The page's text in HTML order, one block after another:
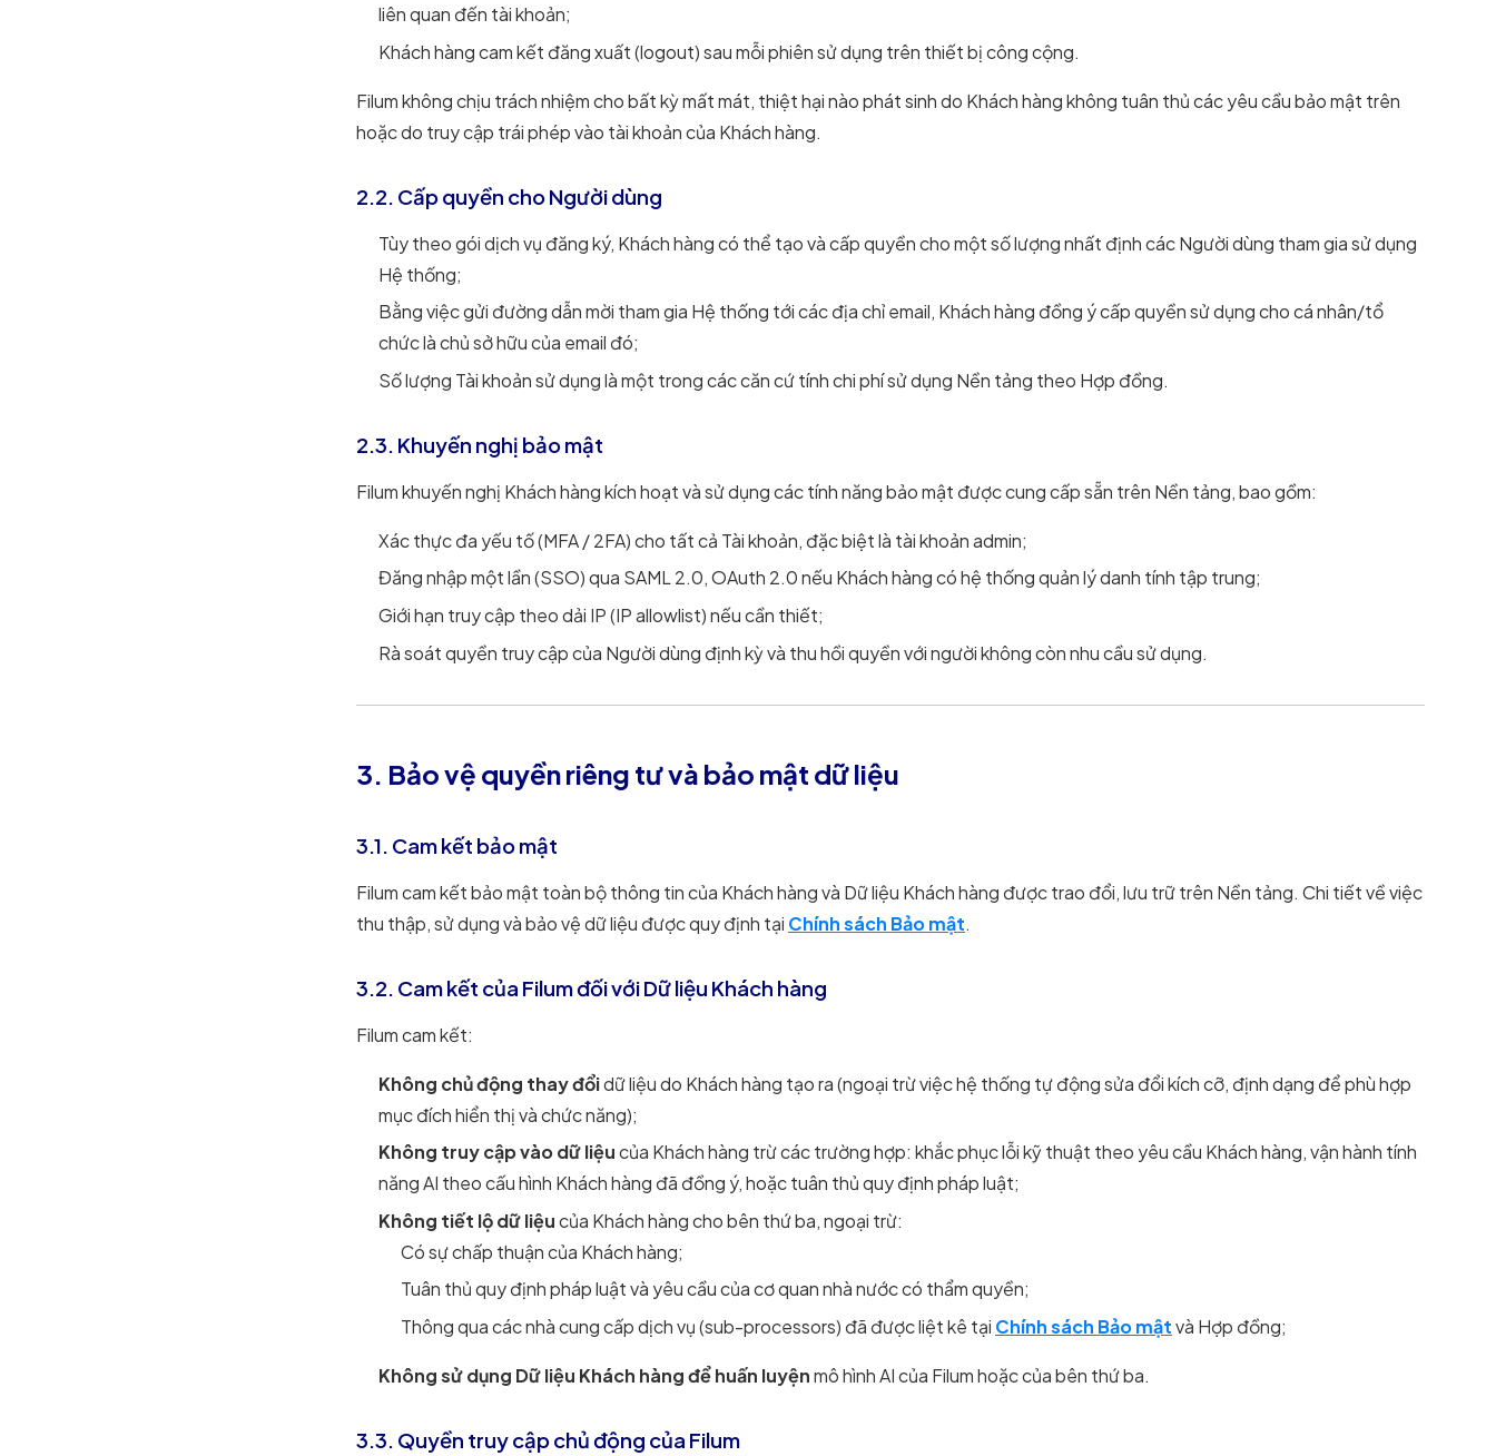
liên quan đến tài khoản;
Khách hàng cam kết đăng xuất (logout) sau mỗi phiên sử dụng trên thiết bị công cộng.
Filum không chịu trách nhiệm cho bất kỳ mất mát, thiệt hại nào phát sinh do Khách hàng không tuân thủ các yêu cầu bảo mật trên
hoặc do truy cập trái phép vào tài khoản của Khách hàng.
2.2. Cấp quyền cho Người dùng
Tùy theo gói dịch vụ đăng ký, Khách hàng có thể tạo và cấp quyền cho một số lượng nhất định các Người dùng tham gia sử dụng
Hệ thống;
Bằng việc gửi đường dẫn mời tham gia Hệ thống tới các địa chỉ email, Khách hàng đồng ý cấp quyền sử dụng cho cá nhân/tổ
chức là chủ sở hữu của email đó;
Số lượng Tài khoản sử dụng là một trong các căn cứ tính chi phí sử dụng Nền tảng theo Hợp đồng.
2.3. Khuyến nghị bảo mật
Filum khuyến nghị Khách hàng kích hoạt và sử dụng các tính năng bảo mật được cung cấp sẵn trên Nền tảng, bao gồm:
Xác thực đa yếu tố (MFA / 2FA) cho tất cả Tài khoản, đặc biệt là tài khoản admin;
Đăng nhập một lần (SSO) qua SAML 2.0, OAuth 2.0 nếu Khách hàng có hệ thống quản lý danh tính tập trung;
Giới hạn truy cập theo dải IP (IP allowlist) nếu cần thiết;
Rà soát quyền truy cập của Người dùng định kỳ và thu hồi quyền với người không còn nhu cầu sử dụng.
3. Bảo vệ quyền riêng tư và bảo mật dữ liệu
3.1. Cam kết bảo mật
Filum cam kết bảo mật toàn bộ thông tin của Khách hàng và Dữ liệu Khách hàng được trao đổi, lưu trữ trên Nền tảng. Chi tiết về việc
thu thập, sử dụng và bảo vệ dữ liệu được quy định tại Chính sách Bảo mật.
3.2. Cam kết của Filum đối với Dữ liệu Khách hàng
Filum cam kết:
Không chủ động thay đổidữ liệu do Khách hàng tạo ra (ngoại trừ việc hệ thống tự động sửa đổi kích cỡ, định dạng để phù hợp
mục đích hiển thị và chức năng);
Không truy cập vào dữ liệucủa Khách hàng trừ các trường hợp: khắc phục lỗi kỹ thuật theo yêu cầu Khách hàng, vận hành tính
năng AI theo cấu hình Khách hàng đã đồng ý, hoặc tuân thủ quy định pháp luật;
Không tiết lộ dữ liệucủa Khách hàng cho bên thứ ba, ngoại trừ:
Có sự chấp thuận của Khách hàng;
Tuân thủ quy định pháp luật và yêu cầu của cơ quan nhà nước có thẩm quyền;
Thông qua các nhà cung cấp dịch vụ (sub-processors) đã được liệt kê tại Chính sách Bảo mậtvà Hợp đồng;
Không sử dụng Dữ liệu Khách hàng để huấn luyệnmô hình AI của Filum hoặc của bên thứ ba.
3.3. Quyền truy cập chủ động của Filum